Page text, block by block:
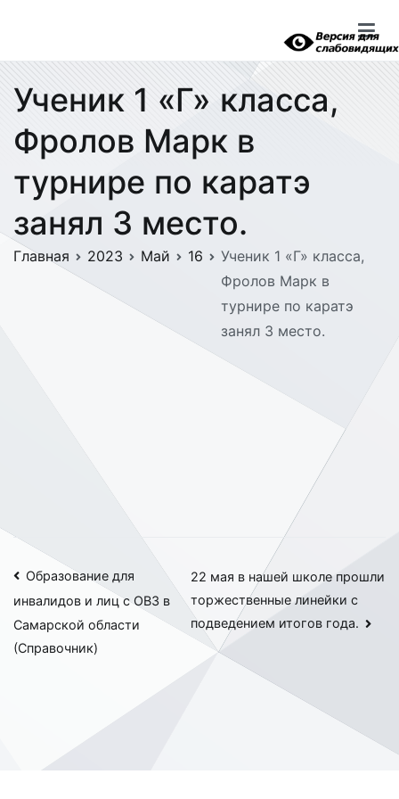
Ученик 1 «Г» класса,
Фролов Марк в
турнире по каратэ
занял 3 место.
Главная 2023 Май 16
Ученик 1 «Г» класса,
Фролов Марк в
турнире по каратэ
занял 3 место.
Навигация
по
записям
Образование для
инвалидов и лиц с ОВЗ в
Самарской области
(Справочник)
22 мая в нашей школе прошли
торжественные линейки с
подведением итогов года.